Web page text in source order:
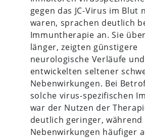
gegen das JC-Virus im Blut
waren, sprachen deutlich
Immuntherapie an. Sie
länger, zeigten günstigere
neurologische Verläufe und
entwickelten seltener
Nebenwirkungen. Bei
solche virus-spezifischen
war der Nutzen der
deutlich geringer, während
Nebenwirkungen häufiger